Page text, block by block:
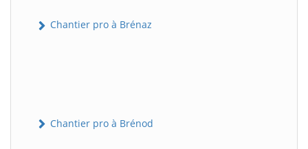
Chantier pro à Brénaz
Chantier pro à Brénod